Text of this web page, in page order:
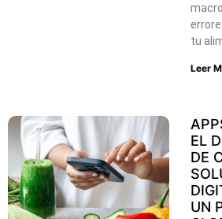
tu
Leer
EL
DE
UN